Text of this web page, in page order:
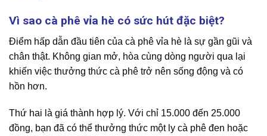
Vì sao cà phê vỉa hè có sức hút đặc biệt?
Điểm hấp dẫn đầu tiên của cà phê vỉa hè là sự gần gũi và
chân thật. Không gian mở, hòa cùng dòng người qua lại
khiến việc thưởng thức cà phê trở nên sống động và có
hồn hơn.
Thứ hai là giá thành hợp lý. Với chỉ 15.000 đến 25.000
đồng, bạn đã có thể thưởng thức một ly cà phê đen hoặc